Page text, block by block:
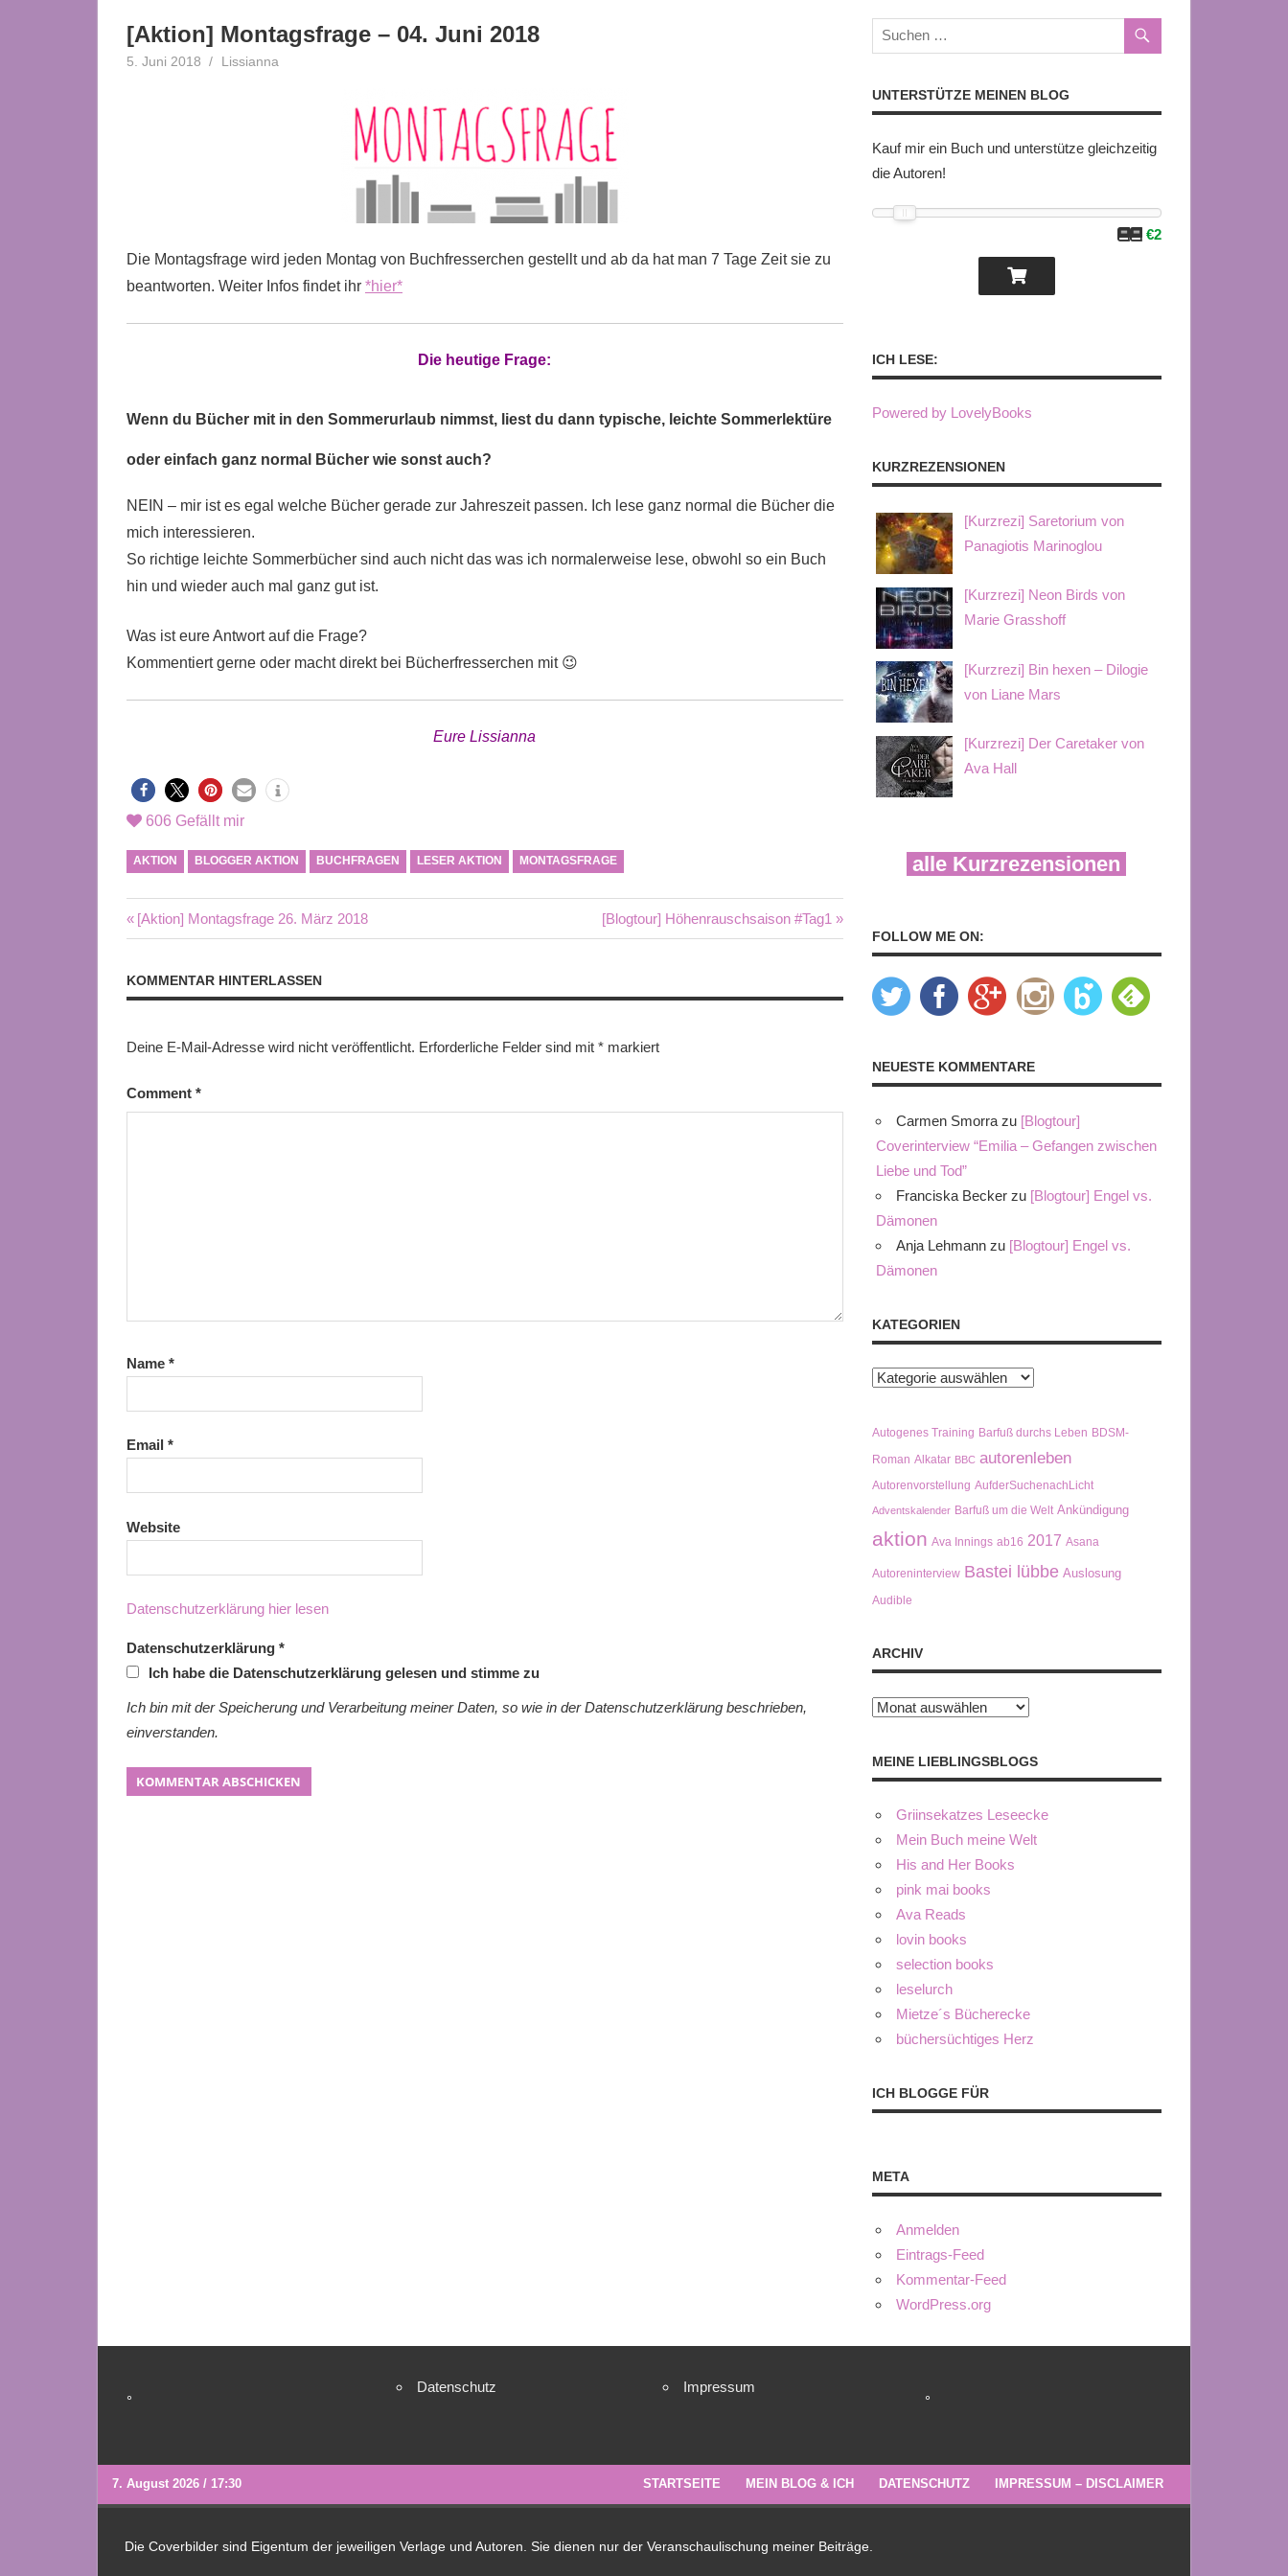
[Aktion] Montagsfrage – 04. Juni 2018
5. Juni 2018 Lissianna
Die Montagsfrage wird jeden Montag von Buchfresserchen gestellt und ab da hat man 7 Tage Zeit sie zu
beantworten. Weiter Infos findet ihr *hier*
Die heutige Frage:
Wenn du Bücher mit in den Sommerurlaub nimmst, liest du dann typische, leichte Sommerlektüre
oder einfach ganz normal Bücher wie sonst auch?
NEIN – mir ist es egal welche Bücher gerade zur Jahreszeit passen. Ich lese ganz normal die Bücher die
mich interessieren.
So richtige leichte Sommerbücher sind auch nicht das was ich normalerweise lese, obwohl so ein Buch
hin und wieder auch mal ganz gut ist.
Was ist eure Antwort auf die Frage?
Kommentiert gerne oder macht direkt bei Bücherfresserchen mit 😉
Eure Lissianna
606 Gefällt mir
AKTION BLOGGER AKTION BUCHFRAGEN LESER AKTION MONTAGSFRAGE
Beitragsnavigation
Vorheriger
Beitrag:
[Aktion] Montagsfrage 26. März 2018
Nächster
Beitrag:
[Blogtour] Höhenrauschsaison #Tag1
KOMMENTAR HINTERLASSEN
Deine E-Mail-Adresse wird nicht veröffentlicht. Erforderliche Felder sind mit * markiert
Comment *
Name *
Email *
Website
Datenschutzerklärung hier lesen
Datenschutzerklärung *
Ich habe die Datenschutzerklärung gelesen und stimme zu
Ich bin mit der Speicherung und Verarbeitung meiner Daten, so wie in der Datenschutzerklärung beschrieben,
einverstanden.
UNTERSTÜTZE MEINEN BLOG
Kauf mir ein Buch und unterstütze gleichzeitig
die Autoren!
€2
ICH LESE:
Powered by LovelyBooks
KURZREZENSIONEN
[Kurzrezi] Saretorium von
Panagiotis Marinoglou
[Kurzrezi] Neon Birds von
Marie Grasshoff
[Kurzrezi] Bin hexen – Dilogie
von Liane Mars
[Kurzrezi] Der Caretaker von
Ava Hall
alle Kurzrezensionen
FOLLOW ME ON:
NEUESTE KOMMENTARE
Carmen Smorra zu [Blogtour]
Coverinterview “Emilia – Gefangen zwischen
Liebe und Tod”
Franciska Becker zu [Blogtour] Engel vs.
Dämonen
Anja Lehmann zu [Blogtour] Engel vs.
Dämonen
KATEGORIEN
Kategorien
Autogenes Training Barfuß durchs Leben BDSM-
Roman Alkatar BBC autorenleben
Autorenvorstellung AufderSuchenachLicht
Adventskalender Barfuß um die Welt Ankündigung
aktion Ava Innings ab16 2017 Asana
Autoreninterview Bastei lübbe Auslosung
Audible
ARCHIV
Archiv
MEINE LIEBLINGSBLOGS
Griinsekatzes Leseecke
Mein Buch meine Welt
His and Her Books
pink mai books
Ava Reads
lovin books
selection books
leselurch
Mietze´s Bücherecke
büchersüchtiges Herz
ICH BLOGGE FÜR
META
Anmelden
Eintrags-Feed
Kommentar-Feed
WordPress.org
°
Datenschutz
Impressum
°
7. August 2026 / 17:30 STARTSEITE MEIN BLOG & ICH DATENSCHUTZ IMPRESSUM – DISCLAIMER
Die Coverbilder sind Eigentum der jeweiligen Verlage und Autoren. Sie dienen nur der Veranschaulischung meiner Beiträge.